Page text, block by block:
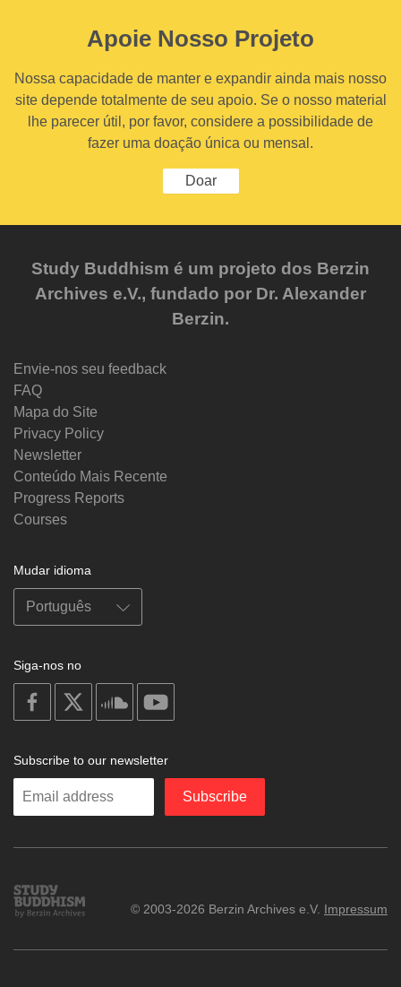
Apoie Nosso Projeto
Nossa capacidade de manter e expandir ainda mais nosso
site depende totalmente de seu apoio. Se o nosso material
lhe parecer útil, por favor, considere a possibilidade de
fazer uma doação única ou mensal.
Doar
Study Buddhism é um projeto dos Berzin
Archives e.V., fundado por Dr. Alexander
Berzin.
Envie-nos seu feedback
FAQ
Mapa do Site
Privacy Policy
Newsletter
Conteúdo Mais Recente
Progress Reports
Courses
Mudar idioma
Siga-nos no
on
facebook
soundcloud
Subscribe to our newsletter
Enter
Subscribe
Study
Buddhism
© 2003-2026 Berzin Archives e.V. Impressum